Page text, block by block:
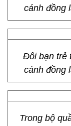
cánh đồng
Đôi bạn trẻ
cánh đồng
Trong bộ